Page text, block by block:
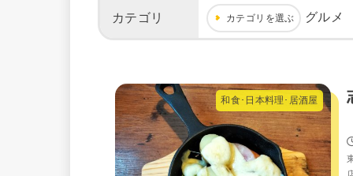
カテゴリ カテゴリを選ぶ グルメ
和食･日本料理･居酒屋